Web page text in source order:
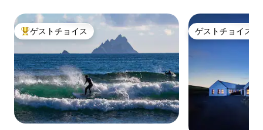
大好評のゲストチョイスです。
ゲストチョイス ゲストチョイス
ゲストチョイス